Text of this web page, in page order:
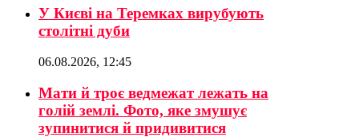
У Києві на Теремках вирубують
столітні дуби
06.08.2026, 12:45
Мати й троє ведмежат лежать на
голій землі. Фото, яке змушує
зупинитися й придивитися